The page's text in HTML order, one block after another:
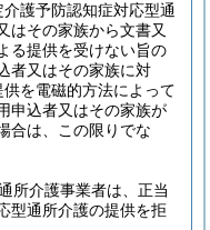
護予防認知症対応型通
はその家族から文書又
る提供を受けない旨の
者又はその家族に対
を電磁的方法によって
申込者又はその家族が
合は、この限りでな
所介護事業者は、正当
型通所介護の提供を拒